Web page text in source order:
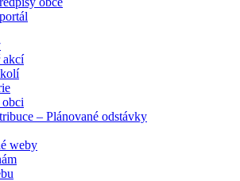
akcí
– Plánované odstávky
weby